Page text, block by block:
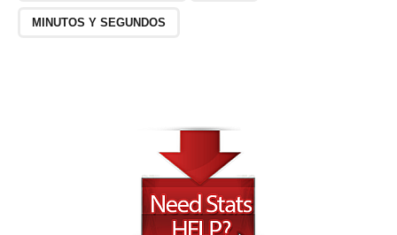
MINUTOS Y SEGUNDOS